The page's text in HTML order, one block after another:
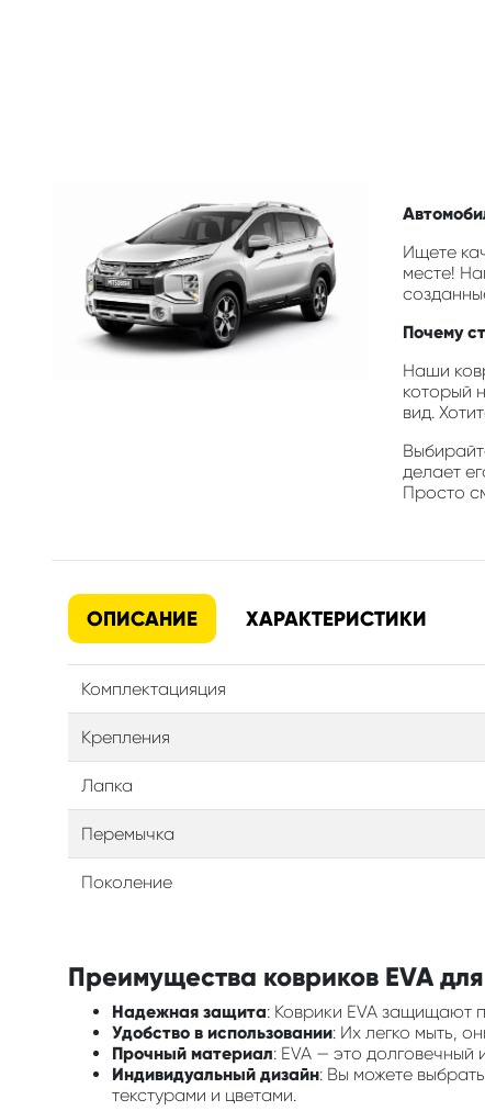
Ищете
месте!
Почему
Наши
который
вид.
делает
Просто
ОПИСАНИЕ ХАРАКТЕРИСТИКИ
Комплектацияция
Крепления
Лапка
Перемычка
Поколение
Преимущества ковриков EVA
Надежная защита: Коврики EVA защищают
Удобство в использовании: Их легко мыть,
Прочный материал: EVA — это
Индивидуальный дизайн: Вы можете
текстурами и цветами.